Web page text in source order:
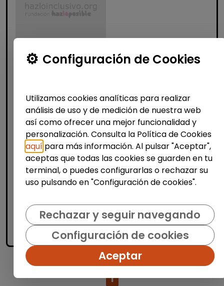
Atención al Cliente y Comercio
Producción, Industria y Calidad
(madrid)
| España(Madrid)
Bajo la supervisión de la persona
responsable: Recepcionar y clasificar
prendas según tipo de tejido, color y
tratamiento necesario. Aplicar procesos de
limpieza adecuados (lav...
Me interesa
accessibility_newPersonas con discapacidad
1
Configuración de Cookies
Utilizamos cookies analíticas para realizar
análisis de uso y de medición de nuestra web
así como ofrecer una mejor funcionalidad y
personalización. Consulta la Política de Cookies
aquí para más información. Al pulsar "Aceptar",
aceptas que todas las cookies se guarden en tu
terminal, o puedes configurarlas o rechazar su
uso pulsando en "Configuración de cookies".
Rechazar y seguir navegando
Configuración de cookies
Aceptar